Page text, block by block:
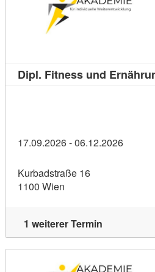
Dipl. Fitness und
17.09.2026 - 06.12.2026
Kurbadstraße 16
1100 Wien
1 weiterer Termin